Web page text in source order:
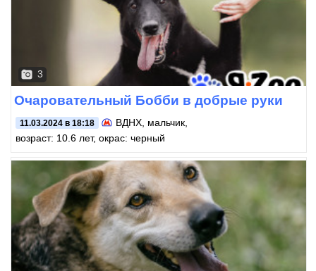
3
Очаровательный Бобби в добрые руки
11.03.2024 в 18:18 ВДНХ, мальчик,
возраст: 10.6 лет, окрас: черный